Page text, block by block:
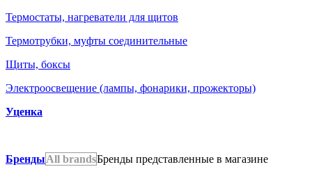
Термостаты, нагреватели для щитов
Термотрубки, муфты соединительные
Щиты, боксы
Электроосвещение (лампы, фонарики, прожекторы)
Уценка
БрендыAll brandsБренды представленные в магазине